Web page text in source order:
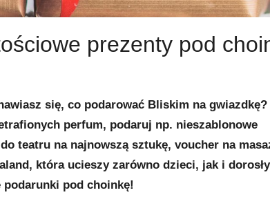
prezenty pod
się, co podarować Bliskim na gwiazdkę?
perfum, podaruj np. nieszablonowe
teatru na najnowszą sztukę, voucher na
która ucieszy zarówno dzieci, jak i
pod choinkę!